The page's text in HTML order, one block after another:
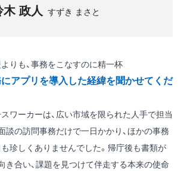
木 政人 すずき まさと
りも、事務をこなすのに精一杯
アプリを導入した経緯を聞かせてくだ
ワーカーは、広い市域を限られた人手で担当
談の訪問事務だけで一日かかり、ほかの事務
珍しくありませんでした。帰庁後も書類が
き合い、課題を見つけて伴走する本来の使命